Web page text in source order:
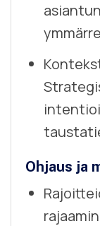
Ohjaus ja